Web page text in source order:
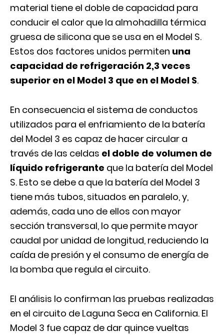
material tiene el doble de capacidad para
conducir el calor que la almohadilla térmica
gruesa de silicona que se usa en el Model S.
Estos dos factores unidos permiten una
capacidad de refrigeración 2,3 veces
superior en el Model 3 que en el Model S.
En consecuencia el sistema de conductos
utilizados para el enfriamiento de la batería
del Model 3 es capaz de hacer circular a
través de las celdas el doble de volumen de
líquido refrigerante que la batería del Model
S. Esto se debe a que la batería del Model 3
tiene más tubos, situados en paralelo, y,
además, cada uno de ellos con mayor
sección transversal, lo que permite mayor
caudal por unidad de longitud, reduciendo la
caída de presión y el consumo de energía de
la bomba que regula el circuito.
El análisis lo confirman las pruebas realizadas
en el circuito de Laguna Seca en California. El
Model 3 fue capaz de dar quince vueltas